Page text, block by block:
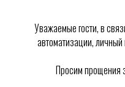
Уважаемые гости, в
автоматизации,
Просим прощения